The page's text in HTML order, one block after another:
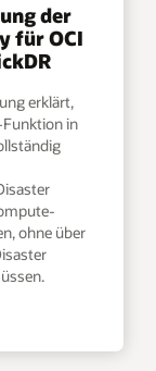
der
für OCI
erklärt,
Funktion in
ohne über